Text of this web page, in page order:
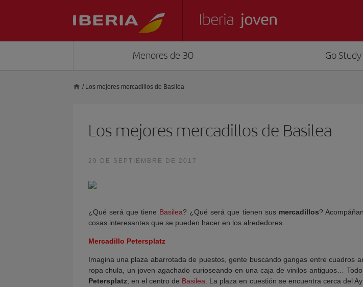
Menores de 30 Go Study
/ Los mejores mercadillos de Basilea
Los mejores mercadillos de Basilea
29 DE SEPTIEMBRE DE 2017
¿Qué será que tiene Basilea? ¿Qué será que tienen sus mercadillos?
cosas interesantes que se pueden hacer en los alrededores.
Mercadillo Petersplatz
Imagina una plaza abarrotada de puestos, gente buscando gangas entre cuadros
ropa chula, un joven agachado curioseando en una caja de vinilos antiguos…
Petersplatz , en el centro de Basilea . La plaza en cuestión se encuentra cerca del